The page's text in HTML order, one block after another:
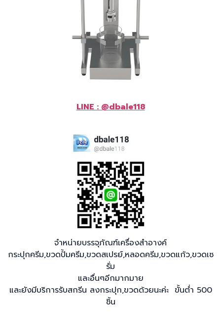
LINE : @dbale118
จำหน่ายบรรจุภัณฑ์เครื่องสำอางค์
กระปุกครีม,ขวดปั้มครีม,ขวดสเปรย์,หลอดครีม,ขวดแก้ว,ขวดเซ
รั่ม
และอื่นๆอีกมากมาย
และยังมีบริการรับสกรีน ลงกระปุก,ขวดด้วยนะค่ะ ขั้นต่ำ 500
ชิ้น